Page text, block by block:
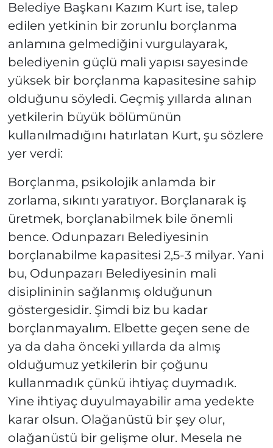
Belediye Başkanı Kazım Kurt ise, talep
edilen yetkinin bir zorunlu borçlanma
anlamına gelmediğini vurgulayarak,
belediyenin güçlü mali yapısı sayesinde
yüksek bir borçlanma kapasitesine sahip
olduğunu söyledi. Geçmiş yıllarda alınan
yetkilerin büyük bölümünün
kullanılmadığını hatırlatan Kurt, şu sözlere
yer verdi:
Borçlanma, psikolojik anlamda bir
zorlama, sıkıntı yaratıyor. Borçlanarak iş
üretmek, borçlanabilmek bile önemli
bence. Odunpazarı Belediyesinin
borçlanabilme kapasitesi 2,5-3 milyar. Yani
bu, Odunpazarı Belediyesinin mali
disiplininin sağlanmış olduğunun
göstergesidir. Şimdi biz bu kadar
borçlanmayalım. Elbette geçen sene de
ya da daha önceki yıllarda da almış
olduğumuz yetkilerin bir çoğunu
kullanmadık çünkü ihtiyaç duymadık.
Yine ihtiyaç duyulmayabilir ama yedekte
karar olsun. Olağanüstü bir şey olur,
olağanüstü bir gelişme olur. Mesela ne